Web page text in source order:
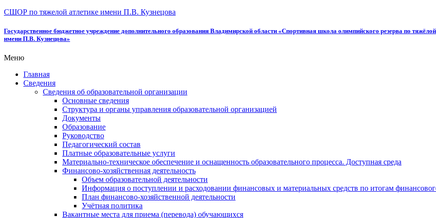
СШОР по тяжелой атлетике имени П.В. Кузнецова
Государственное бюджетное учреждение дополнительного образования Владимирской области «Спортивная школа олимпийского резерва по
имени П.В. Кузнецова»
Меню
Главная
Сведения
Сведения об образовательной организации
Основные сведения
Структура и органы управления образовательной организацией
Документы
Образование
Руководство
Педагогический состав
Платные образовательные услуги
Материально-техническое обеспечение и оснащенность образовательного процесса. Доступная среда
Финансово-хозяйственная деятельность
Объем образовательной деятельности
Информация о поступлении и расходовании финансовых и материальных средств по итогам
План финансово-хозяйственной деятельности
Учётная политика
Вакантные места для приема (перевода) обучающихся